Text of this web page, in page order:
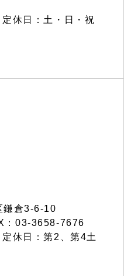
休日：土・日・祝
倉3-6-10
：03-3658-7676
休日：第2、第4土